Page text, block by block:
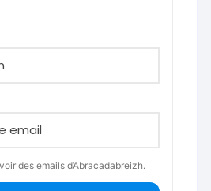
des emails d’Abracadabreizh.